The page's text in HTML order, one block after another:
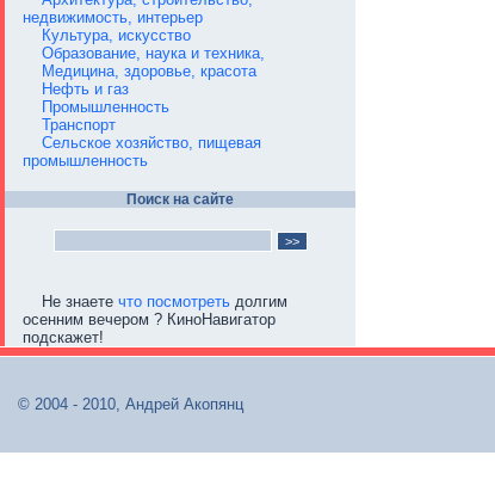
недвижимость, интерьер
Культура, искусство
Образование, наука и техника,
Медицина, здоровье, красота
Нефть и газ
Промышленность
Транспорт
Сельское хозяйство, пищевая
промышленность
Поиск на сайте
Не знаете что посмотреть долгим
осенним вечером ? КиноНавигатор
подскажет!
© 2004 - 2010, Андрей Акопянц